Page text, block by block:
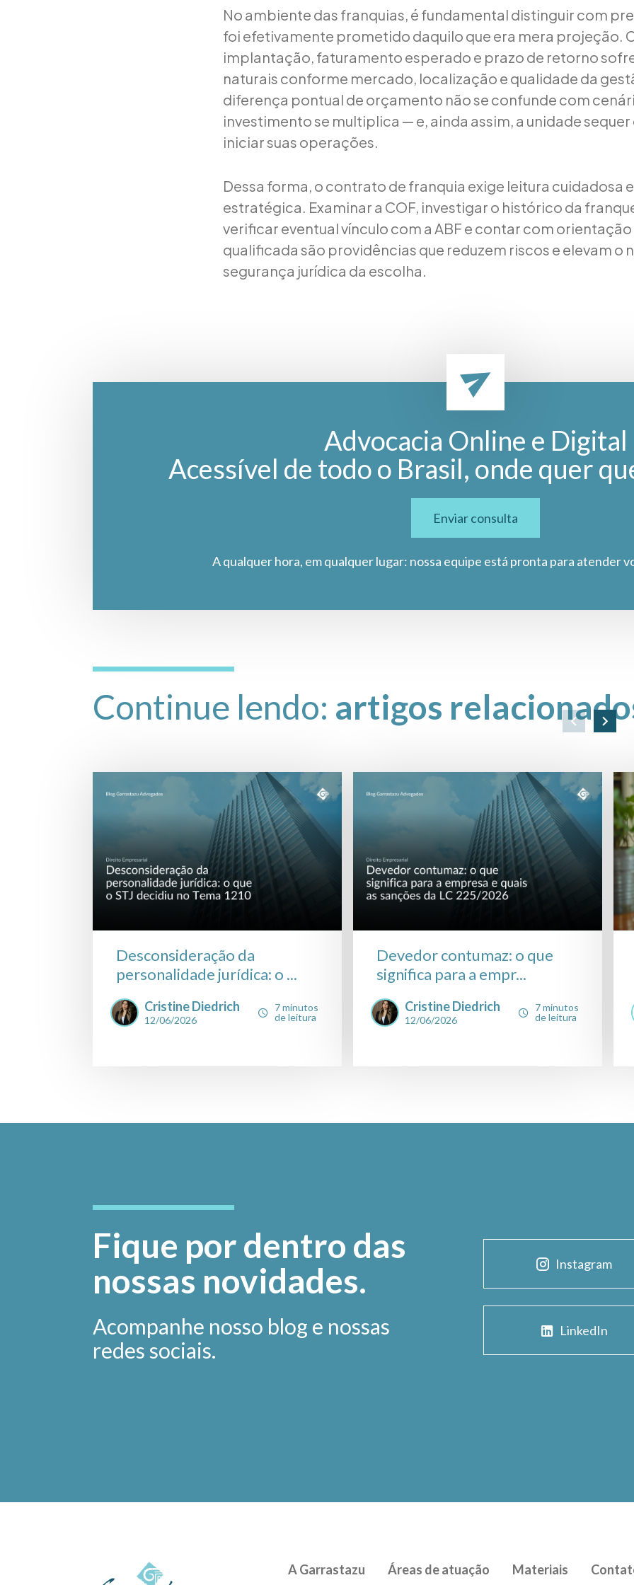
No ambiente das franquias, é fundamental distinguir com
foi efetivamente prometido daquilo que era mera projeção.
implantação, faturamento esperado e prazo de retorno
naturais conforme mercado, localização e qualidade da
diferença pontual de orçamento não se confunde com
investimento se multiplica — e, ainda assim, a unidade
iniciar suas operações.
Dessa forma, o contrato de franquia exige leitura cuidadosa
estratégica. Examinar a COF, investigar o histórico da
verificar eventual vínculo com a ABF e contar com
qualificada são providências que reduzem riscos e elevam o
segurança jurídica da escolha.
Advocacia Online e Digital
Acessível de todo o Brasil, onde quer
Enviar consulta
A qualquer hora, em qualquer lugar: nossa equipe está pronta para atender
Continue lendo: artigos
Desconsideração da
personalidade jurídica: o ...
Cristine Diedrich
12/06/2026
7 minutos
de leitura
Devedor contumaz: o que
significa para a empr...
Cristine Diedrich
12/06/2026
7 minutos
de leitura
Fique por dentro das
nossas novidades.
Acompanhe nosso blog e nossas
redes sociais.
Instagram
LinkedIn
A Garrastazu Áreas de atuação Materiais